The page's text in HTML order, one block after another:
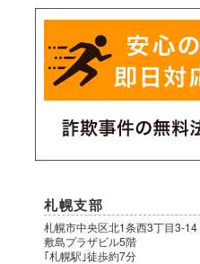
札幌支部
札幌市中央区北1条西3丁目3-14
敷島プラザビル5階
｢札幌駅｣徒歩約7分